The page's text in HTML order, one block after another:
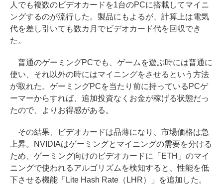
人でも複数のビデオカードを1台のPCに搭載してマイニ
ングするのが流行した。製品にもよるが、計算上は電気
代を差し引いても数カ月でビデオカード代を回収でき
た。
普通のゲーミングPCでも、ゲームを遊ぶ時には普通に
使い、それ以外の時にはマイニングをさせるという方法
が取れた。ゲーミングPCを当たり前に持っているPCゲ
ーマーからすれば、追加投資なくお金が稼げる状態だっ
たので、よりお得感がある。
その結果、ビデオカードは品薄になり、市場価格は急
上昇。NVIDIAはゲーミングとマイニングの需要を分ける
ため、ゲーミング向けのビデオカードに「ETH」のマイ
ニングで使われるアルゴリズムを検知すると、性能を低
下させる機能「Lite Hash Rate（LHR）」を追加した。